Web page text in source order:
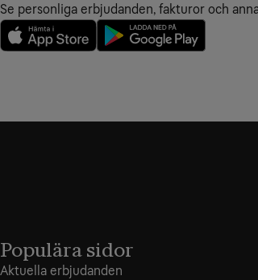
Se personliga erbjudanden, fakturor och
Populära sidor
Aktuella erbjudanden